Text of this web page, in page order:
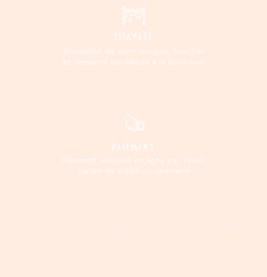
ESSAYAGE
Possibilité de venir essayer, toucher
et ressentir les pièces à la boutique.
PAIEMENT
Paiement sécurisé en ligne par Twint,
cartes de crédit ou virement